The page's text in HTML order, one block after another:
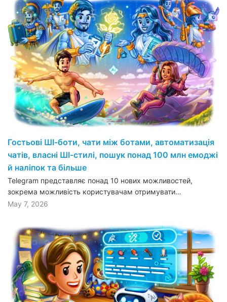
Гостьові ШІ-боти, чати між ботами, автоматизація
чатів, власні ШІ-стилі, пошук понад 100 млн емоджі
й наліпок та більше
Telegram представляє понад 10 нових можливостей,
зокрема можливість користувачам отримувати…
May 7, 2026